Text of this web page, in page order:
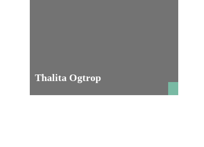
Thalita Ogtrop